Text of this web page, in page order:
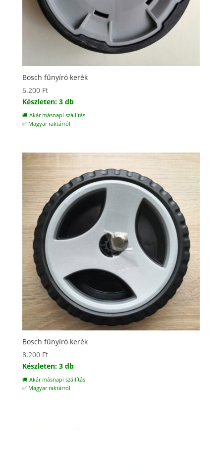
Bosch fűnyíró kerék
6.200 Ft
Készleten: 3 db
🚚 Akár másnapi szállítás
✅ Magyar raktárról
Bosch fűnyíró kerék
8.200 Ft
Készleten: 3 db
🚚 Akár másnapi szállítás
✅ Magyar raktárról